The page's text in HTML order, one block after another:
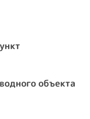
объекта